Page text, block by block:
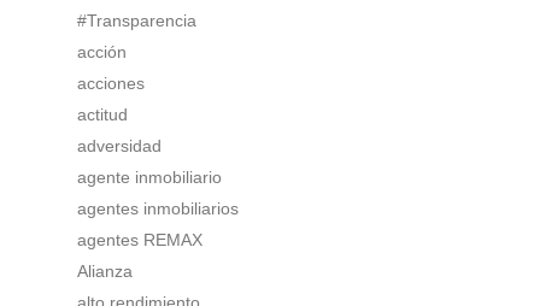
#Transparencia
acción
acciones
actitud
adversidad
agente inmobiliario
agentes inmobiliarios
agentes REMAX
Alianza
alto rendimiento